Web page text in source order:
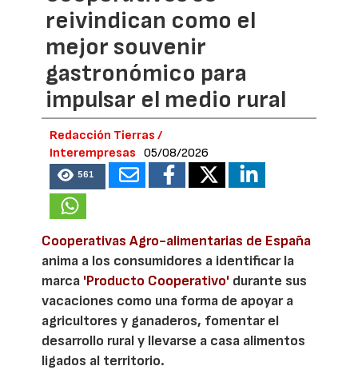
reivindican como el
mejor souvenir
gastronómico para
impulsar el medio rural
Redacción Tierras /
Interempresas
05/08/2026
561
Cooperativas Agro-alimentarias de España
anima a los consumidores a identificar la
marca 'Producto Cooperativo' durante sus
vacaciones como una forma de apoyar a
agricultores y ganaderos, fomentar el
desarrollo rural y llevarse a casa alimentos
ligados al territorio.